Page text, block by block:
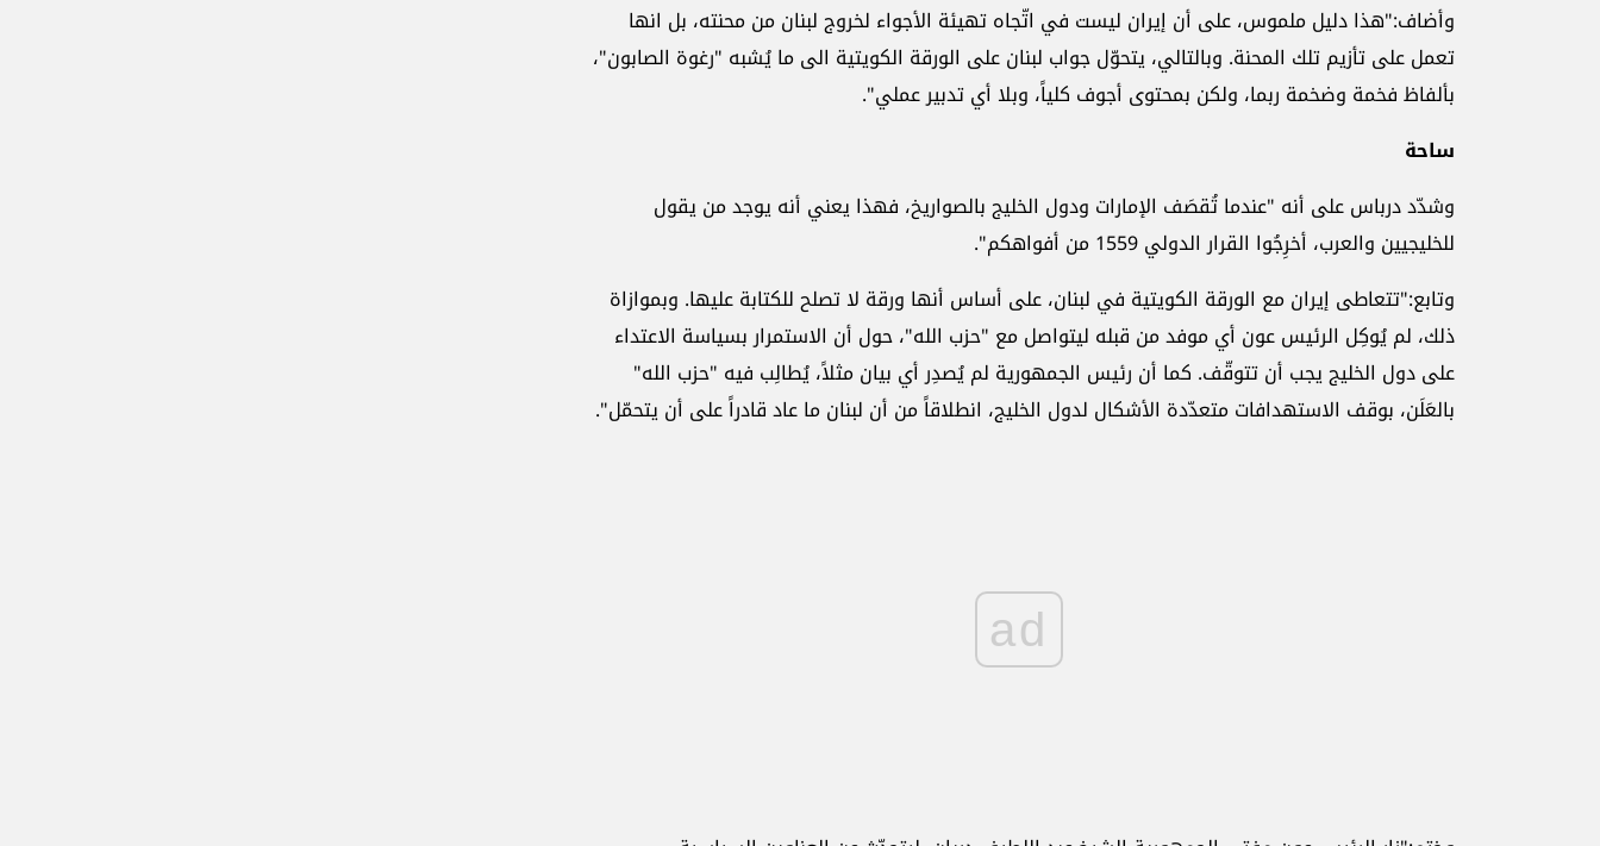
وأضاف:"هذا دليل ملموس، على أن إيران ليست في اتّجاه تهيئة الأجواء لخروج لبنان من محنته، بل انها
تعمل على تأزيم تلك المحنة. وبالتالي، يتحوّل جواب لبنان على الورقة الكويتية الى ما يُشبه "رغوة الصابون"،
بألفاظ فخمة وضخمة ربما، ولكن بمحتوى أجوف كلياً، وبلا أي تدبير عملي".
ساحة
وشدّد درباس على أنه "عندما تُقصَف الإمارات ودول الخليج بالصواريخ، فهذا يعني أنه يوجد من يقول
للخليجيين والعرب، أخرِجُوا القرار الدولي 1559 من أفواهكم".
وتابع:"تتعاطى إيران مع الورقة الكويتية في لبنان، على أساس أنها ورقة لا تصلح للكتابة عليها. وبموازاة
ذلك، لم يُوكِل الرئيس عون أي موفد من قبله ليتواصل مع "حزب الله"، حول أن الاستمرار بسياسة الاعتداء
على دول الخليج يجب أن تتوقّف. كما أن رئيس الجمهورية لم يُصدِر أي بيان مثلاً، يُطالِب فيه "حزب الله"
بالعَلَن، بوقف الاستهدافات متعدّدة الأشكال لدول الخليج، انطلاقاً من أن لبنان ما عاد قادراً على أن يتحمّل".
ad